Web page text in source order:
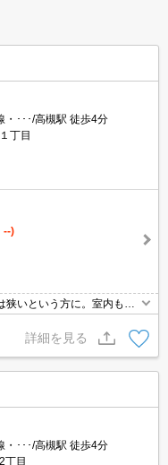
・･･･/高槻駅 徒歩4分
丁目
--)
いという方に。室内も見
詳細を見る
・･･･/高槻駅 徒歩4分
丁目